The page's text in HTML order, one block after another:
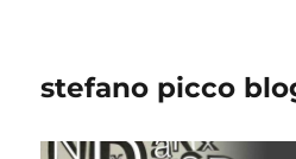
stefano picco